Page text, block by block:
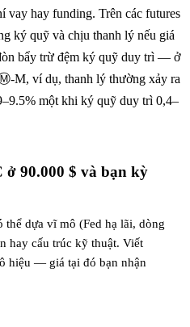
vay hay funding. Trên các futures
ký quỹ và chịu thanh lý nếu giá
bẩy trừ đệm ký quỹ duy trì — ở
M, ví dụ, thanh lý thường xảy ra
một khi ký quỹ duy trì 0,4–
90.000 $ và bạn kỳ
thể dựa vĩ mô (Fed hạ lãi, dòng
hay cấu trúc kỹ thuật. Viết
hiệu — giá tại đó bạn nhận